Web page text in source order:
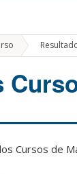
»
Cursos de